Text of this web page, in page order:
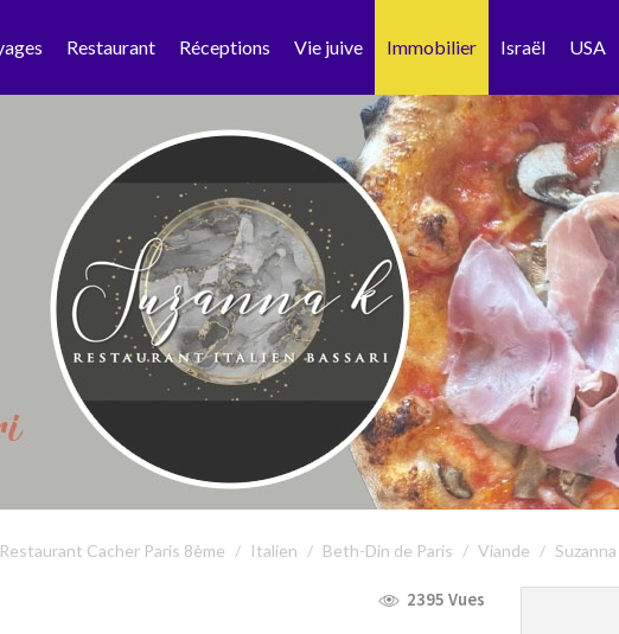
Restaurant Réceptions Vie juive Immobilier Israël USA
Restaurant Cacher Paris 8ème Italien Beth-Din de Paris Viande
2395 Vues